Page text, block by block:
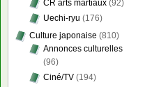
CR arts martiaux (92)
Uechi-ryu (176)
Culture japonaise (810)
Annonces culturelles
(96)
Ciné/TV (194)